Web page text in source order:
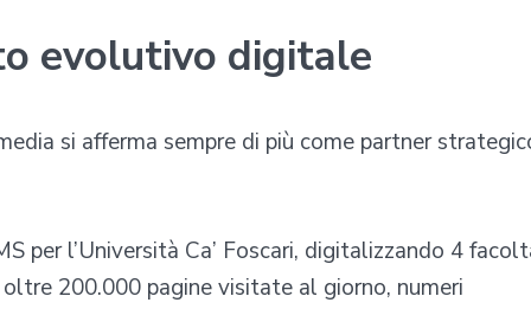
evolutivo digitale
si afferma sempre di più come partner
per l’Università Ca’ Foscari, digitalizzando 4
200.000 pagine visitate al giorno, numeri